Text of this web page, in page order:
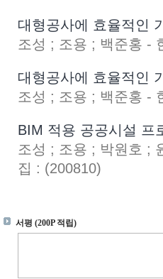
대형공사에 효율적인
조성 ; 조용 ; 백준홍 -
대형공사에 효율적인
조성 ; 조용 ; 백준홍 -
BIM 적용 공공시설 프
조성 ; 조용 ; 박원호 ;
집 : (200810)